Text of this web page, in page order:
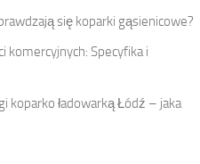
się koparki gąsienicowe?
komercyjnych: Specyfika i
koparko ładowarką Łódź – jaka